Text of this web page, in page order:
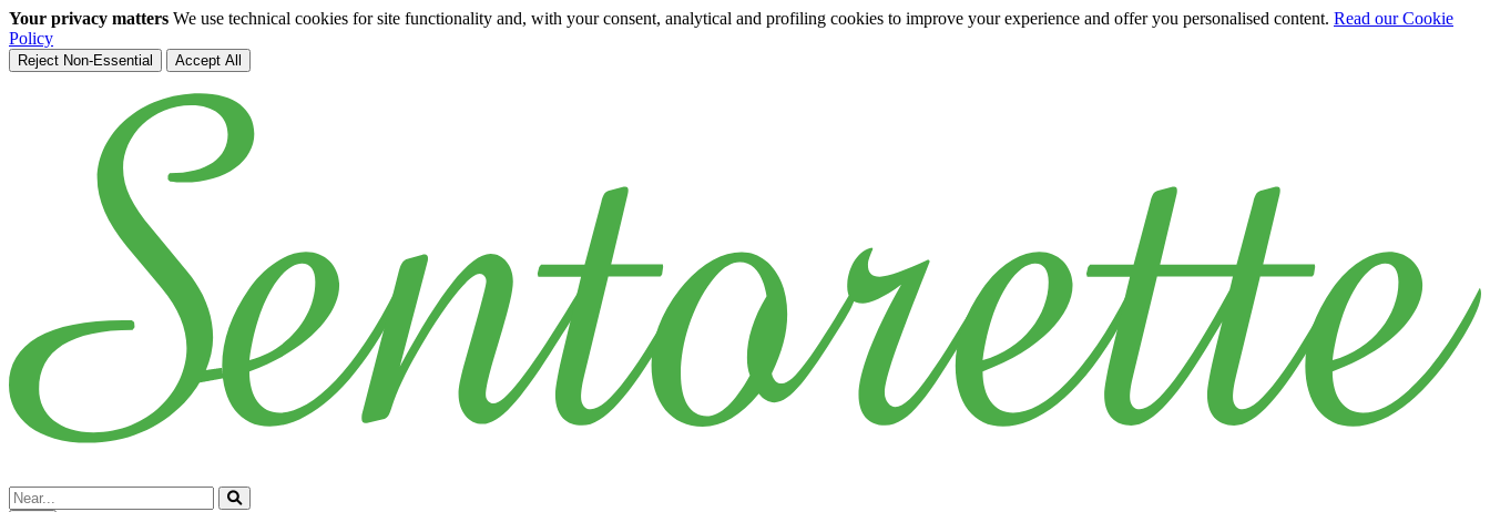
Your privacy matters We use technical cookies for site functionality and, with your consent, analytical and profiling cookies to improve your experience and offer you personalised content. Read our Cookie
Policy
Reject Non-Essential Accept All
Cerca